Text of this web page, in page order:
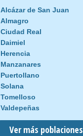
Alcázar de San Juan
Almagro
Ciudad Real
Daimiel
Herencia
Manzanares
Puertollano
Solana
Tomelloso
Valdepeñas
Ver más poblaciones